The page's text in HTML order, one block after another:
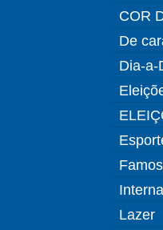
COR
De
Dia-a-
Lazer